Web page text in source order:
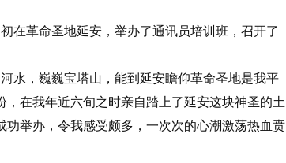
在革命圣地延安，举办了通讯员培训班，召开了
水，巍巍宝塔山，能到延安瞻仰革命圣地是我平
在我年近六旬之时亲自踏上了延安这块神圣的土
举办，令我感受颇多，一次次的心潮激荡热血贲